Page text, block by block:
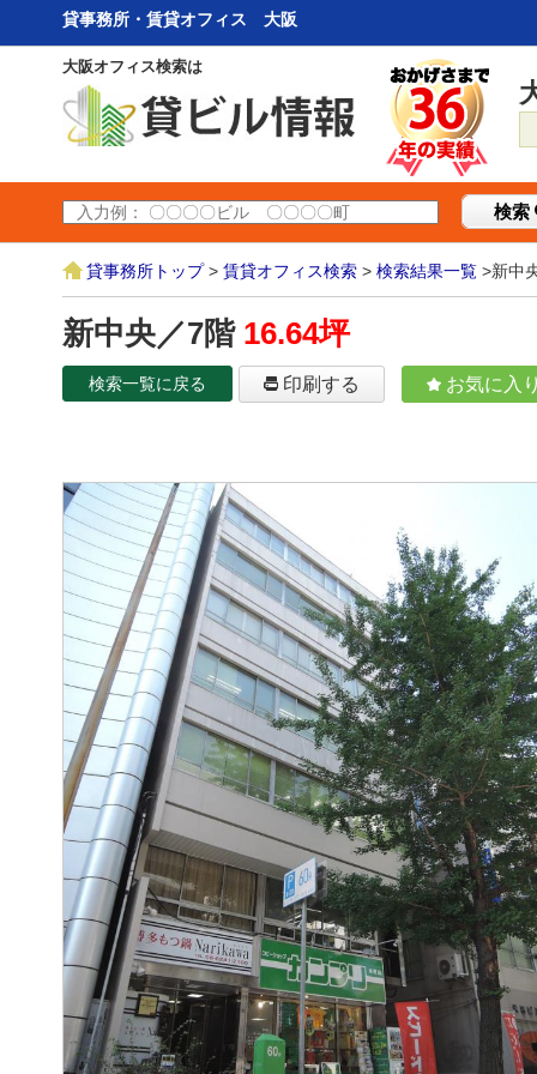
貸事務所・賃貸オフィス 大阪
大阪オフィス検索は
検索
貸事務所トップ> 賃貸オフィス検索 > 検索結果一覧 >新中
新中央／7階 16.64坪
検索一覧に戻る 印刷する お気に入